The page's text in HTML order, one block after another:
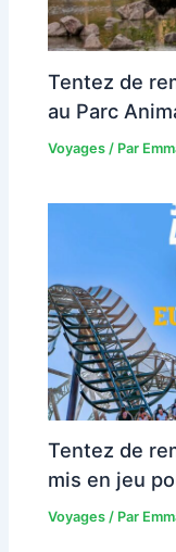
Tentez de
au Parc
Voyages / Par
Tentez de
mis en jeu
Voyages / Par